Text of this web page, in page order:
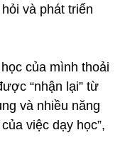
và phát triển
của mình thoải
“nhận lại” từ
và nhiều năng
việc dạy học”,